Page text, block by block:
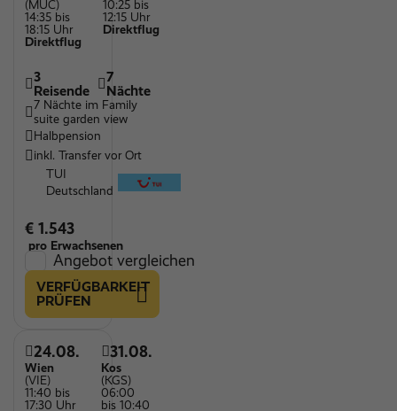
(MUC)
14:35 bis
18:15 Uhr
Direktflug
10:25 bis
12:15 Uhr
Direktflug
3
Reisende
7
Nächte
7 Nächte im Family
suite garden view
Halbpension
inkl. Transfer vor Ort
TUI
Deutschland
€ 1.543
pro Erwachsenen
Angebot vergleichen
VERFÜGBARKEIT
PRÜFEN
24.08.
Wien
(VIE)
11:40 bis
17:30 Uhr
31.08.
Kos
(KGS)
06:00
bis 10:40